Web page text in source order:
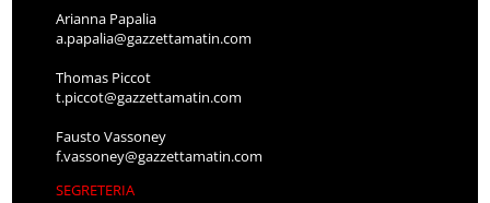
Arianna Papalia
a.papalia@gazzettamatin.com
Thomas Piccot
t.piccot@gazzettamatin.com
Fausto Vassoney
f.vassoney@gazzettamatin.com
SEGRETERIA